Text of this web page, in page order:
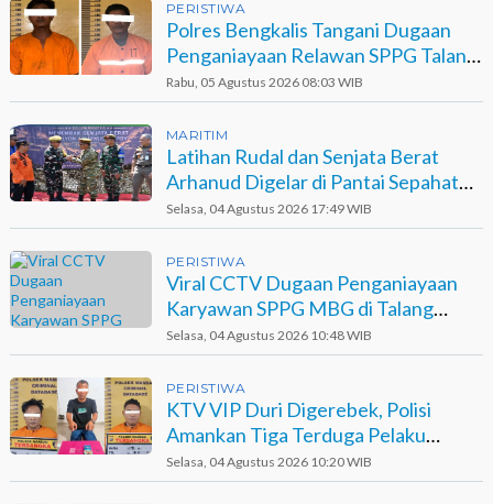
PERISTIWA
Polres Bengkalis Tangani Dugaan
Penganiayaan Relawan SPPG Talang
Muandau
Rabu, 05 Agustus 2026 08:03 WIB
MARITIM
Latihan Rudal dan Senjata Berat
Arhanud Digelar di Pantai Sepahat
Bengkalis
Selasa, 04 Agustus 2026 17:49 WIB
PERISTIWA
Viral CCTV Dugaan Penganiayaan
Karyawan SPPG MBG di Talang
Muandau
Selasa, 04 Agustus 2026 10:48 WIB
PERISTIWA
KTV VIP Duri Digerebek, Polisi
Amankan Tiga Terduga Pelaku
Narkotika
Selasa, 04 Agustus 2026 10:20 WIB